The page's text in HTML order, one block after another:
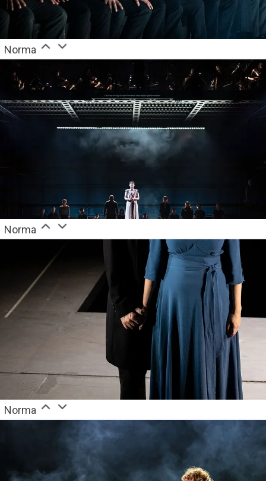
Norma
Norma
Norma